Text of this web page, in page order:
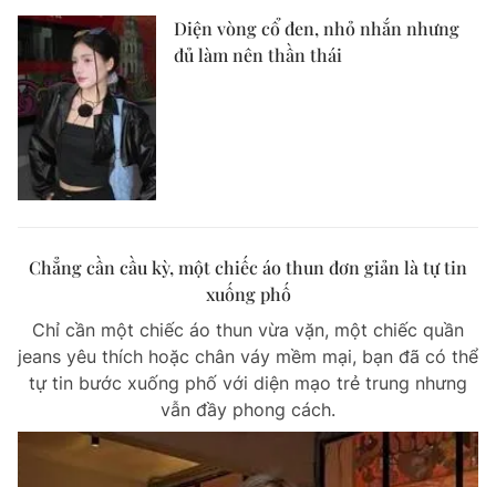
Diện vòng cổ đen, nhỏ nhắn nhưng
đủ làm nên thần thái
Chẳng cần cầu kỳ, một chiếc áo thun đơn giản là tự tin
xuống phố
Chỉ cần một chiếc áo thun vừa vặn, một chiếc quần
jeans yêu thích hoặc chân váy mềm mại, bạn đã có thể
tự tin bước xuống phố với diện mạo trẻ trung nhưng
vẫn đầy phong cách.